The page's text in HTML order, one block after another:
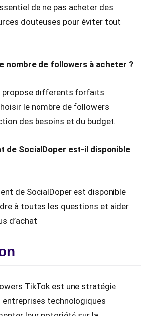
de ne pas acheter des
douteuses pour éviter tout
nombre de followers à acheter ?
propose différents forfaits
le nombre de followers
des besoins et du budget.
de SocialDoper est-il disponible
de SocialDoper est disponible
à toutes les questions et aider
d’achat.
TikTok est une stratégie
entreprises technologiques